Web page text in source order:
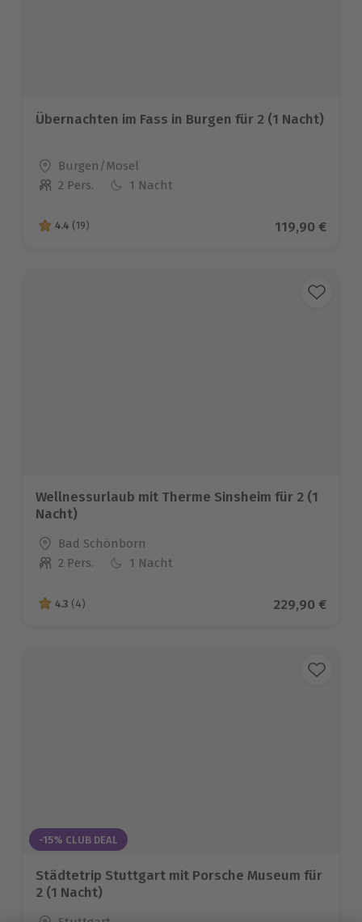
Übernachten im Fass in Burgen für 2 (1 Nacht)
Standort
Burgen/Mosel
Anzahl der Teilnehmer
2 Pers. 1 Nacht
4.4 von 5 Sternen basierend auf 19 Bewertungen
4.4 (19) Aktueller
119,90 €
Wellnessurlaub mit Therme Sinsheim für 2 (1
Nacht)
Standort
Bad Schönborn
Anzahl der Teilnehmer
2 Pers. 1 Nacht
4.3 von 5 Sternen basierend auf 4 Bewertungen
4.3 (4) Aktueller
229,90 €
-15% CLUB DEAL
Städtetrip Stuttgart mit Porsche Museum für
2 (1 Nacht)